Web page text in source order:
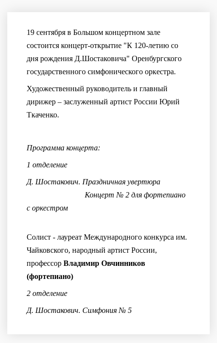
19 сентября в Большом концертном зале
состоится концерт-открытие "К 120-летию со
дня рождения Д.Шостаковича" Оренбургского
государственного симфонического оркестра.
Художественный руководитель и главный
дирижер – заслуженный артист России Юрий
Ткаченко.
Программа концерта:
1 отделение
Д. Шостакович. Праздничная увертюра
Концерт № 2 для фортепиано
с оркестром
Солист - лауреат Международного конкурса им.
Чайковского, народный артист России,
профессор Владимир Овчинников
(фортепиано)
2 отделение
Д. Шостакович. Симфония № 5